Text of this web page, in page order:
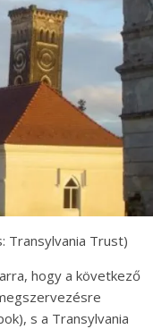
Transylvania Trust)
hogy a következő
s a Transylvania